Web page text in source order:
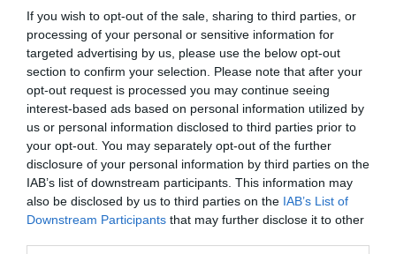
If you wish to opt-out of the sale, sharing to third parties, or
processing of your personal or sensitive information for
targeted advertising by us, please use the below opt-out
section to confirm your selection. Please note that after your
opt-out request is processed you may continue seeing
interest-based ads based on personal information utilized by
us or personal information disclosed to third parties prior to
your opt-out. You may separately opt-out of the further
disclosure of your personal information by third parties on the
IAB’s list of downstream participants. This information may
also be disclosed by us to third parties on the IAB’s List of
Downstream Participants that may further disclose it to other
Google de forma gratuïta
Estigues informat amb les últimes notícies d'actualitat
ACTIVAR ARA
RELACIONADES